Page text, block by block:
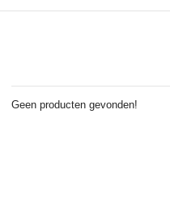
Geen producten gevonden!